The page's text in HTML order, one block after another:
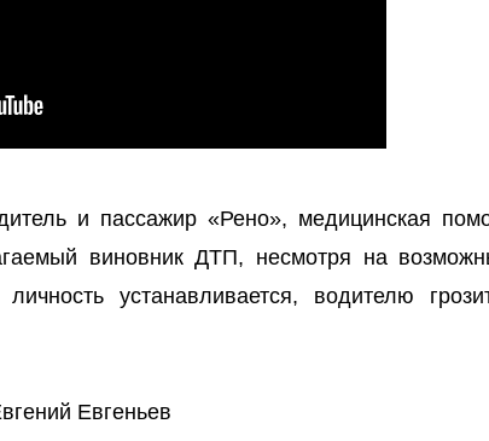
и пассажир «Рено», медицинская
виновник ДТП, несмотря на
устанавливается, водителю
Евгеньев